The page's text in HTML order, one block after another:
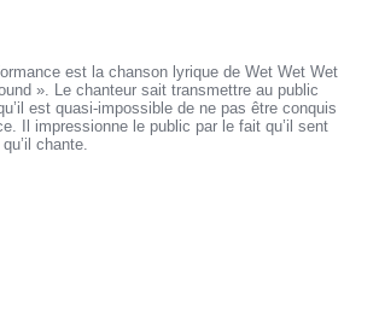
est la chanson lyrique de Wet Wet Wet
». Le chanteur sait transmettre au public
est quasi-impossible de ne pas être conquis
Il impressionne le public par le fait qu’il sent
chante.